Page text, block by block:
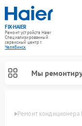
FIX-HAIER
Ремонт устройств Haier
Специализированный
cервисный центр г.
Челябинск
Мы
Ремонт кондиционера